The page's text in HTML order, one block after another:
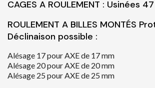
CAGES A ROULEMENT : Usinées
ROULEMENT A BILLES MONTÉS
Déclinaison possible :
Alésage 17 pour AXE de 17 mm
Alésage 20 pour AXE de 20 mm
Alésage 25 pour AXE de 25 mm